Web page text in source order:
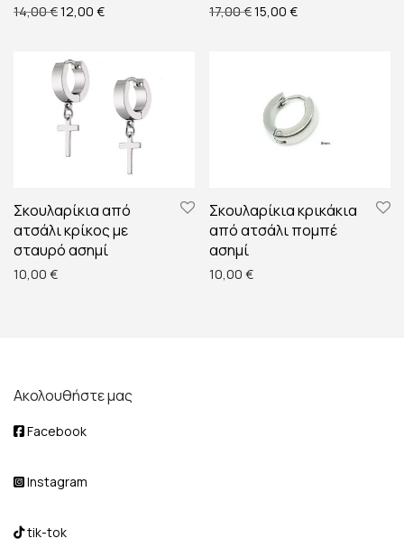
14,00€Original price was: 14,00 €.
12,00 €Η τρέχουσα τιμή είναι: 12,00 €.
17,00€Original price was: 17,00
15,00 €Η τρέχουσα τιμή
Σκουλαρίκια από
ατσάλι κρίκος με
σταυρό ασημί
10,00 €
Σκουλαρίκια κρικάκια
από ατσάλι πομπέ
ασημί
10,00 €
Ακολουθήστε μας
Facebook
Instagram
tik-tok